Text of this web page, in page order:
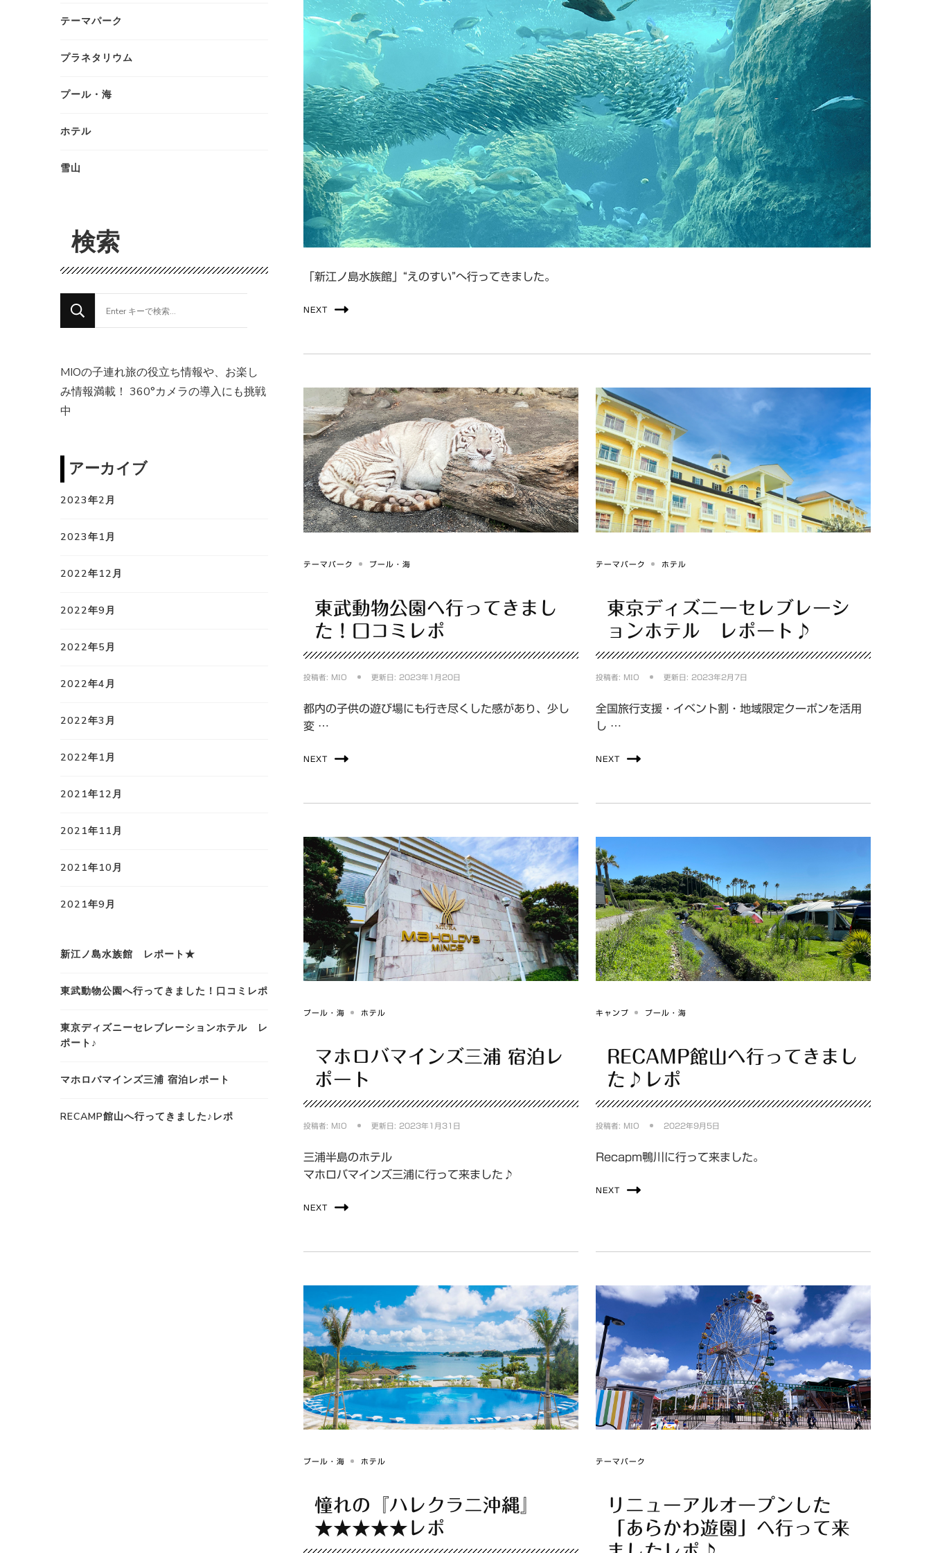
「新江ノ島水族館」“えのすい”へ行ってきました。
NEXT
テーマパーク プール・海
東武動物公園へ行ってきまし
た！口コミレポ
投稿者: MIO 更新日: 2023年1月20日
都内の子供の遊び場にも行き尽くした感があり、少し
変 …
NEXT
テーマパーク ホテル
東京ディズニーセレブレーシ
ョンホテル レポート♪
投稿者: MIO 更新日: 2023年2月7日
全国旅行支援・イベント割・地域限定クーポンを活用
し …
NEXT
プール・海 ホテル
マホロバマインズ三浦 宿泊レ
ポート
投稿者: MIO 更新日: 2023年1月31日
三浦半島のホテル
マホロバマインズ三浦に行って来ました♪
NEXT
キャンプ プール・海
RECAMP館山へ行ってきまし
た♪レポ
投稿者: MIO 2022年9月5日
Recapm鴨川に行って来ました。
NEXT
プール・海 ホテル
憧れの『ハレクラニ沖縄』
★★★★★レポ
テーマパーク
リニューアルオープンした
「あらかわ遊園」へ行って来
テーマパーク
プラネタリウム
プール・海
ホテル
雪山
検索
探
し
MIOの子連れ旅の役立ち情報や、お楽し
み情報満載！ 360°カメラの導入にも挑戦
中
アーカイブ
2023年2月
2023年1月
2022年12月
2022年9月
2022年5月
2022年4月
2022年3月
2022年1月
2021年12月
2021年11月
2021年10月
2021年9月
新江ノ島水族館 レポート★
東武動物公園へ行ってきました！口コミレポ
東京ディズニーセレブレーションホテル レ
ポート♪
マホロバマインズ三浦 宿泊レポート
RECAMP館山へ行ってきました♪レポ